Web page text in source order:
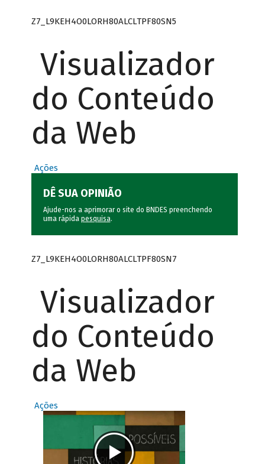
Z7_L9KEH4O0LORH80ALCLTPF80SN5
Visualizador
do Conteúdo
da Web
Ações
DÊ SUA OPINIÃO
Ajude-nos a aprimorar o site do BNDES preenchendo
uma rápida pesquisa.
Z7_L9KEH4O0LORH80ALCLTPF80SN7
Visualizador
do Conteúdo
da Web
Ações